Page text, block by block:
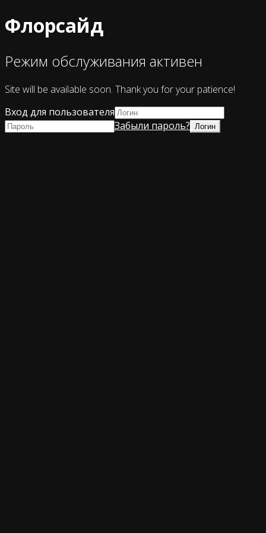
Флорсайд
Режим обслуживания активен
Site will be available soon. Thank you for your patience!
Вход для пользователя
Забыли пароль?